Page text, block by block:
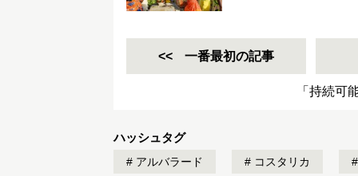
一番最初の記事
「持続可
ハッシュタグ
アルバラード コスタリカ